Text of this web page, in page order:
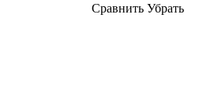
Cравнить Убрать